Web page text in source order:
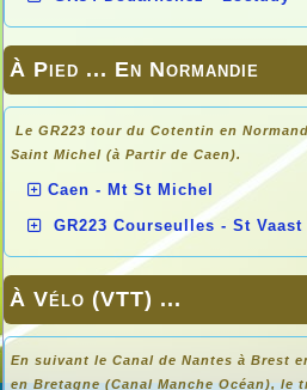
À Pied ... En Normandie
Le GR223 tour du Cotentin en
Saint Michel (à Partir de Caen).
Caen - Mt St Michel
GR223 Courseulles - St Vaast
À Vélo (VTT) ...
En suivant le Canal de Nantes à Brest
en Bretagne (Canal Manche Océan),